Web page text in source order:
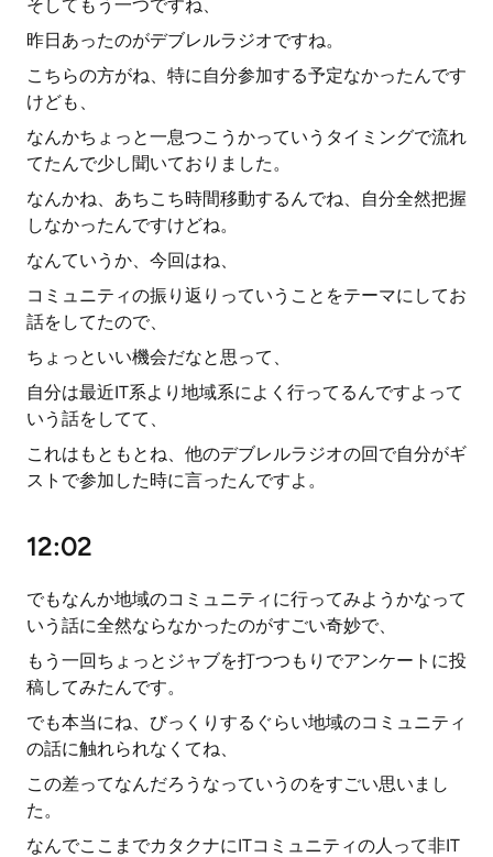
そしてもう一つですね、
昨日あったのがデブレルラジオですね。
こちらの方がね、特に自分参加する予定なかったんです
けども、
なんかちょっと一息つこうかっていうタイミングで流れ
てたんで少し聞いておりました。
なんかね、あちこち時間移動するんでね、自分全然把握
しなかったんですけどね。
なんていうか、今回はね、
コミュニティの振り返りっていうことをテーマにしてお
話をしてたので、
ちょっといい機会だなと思って、
自分は最近IT系より地域系によく行ってるんですよって
いう話をしてて、
これはもともとね、他のデブレルラジオの回で自分がギ
ストで参加した時に言ったんですよ。
12:02
でもなんか地域のコミュニティに行ってみようかなって
いう話に全然ならなかったのがすごい奇妙で、
もう一回ちょっとジャブを打つつもりでアンケートに投
稿してみたんです。
でも本当にね、びっくりするぐらい地域のコミュニティ
の話に触れられなくてね、
この差ってなんだろうなっていうのをすごい思いまし
た。
なんでここまでカタクナにITコミュニティの人って非IT